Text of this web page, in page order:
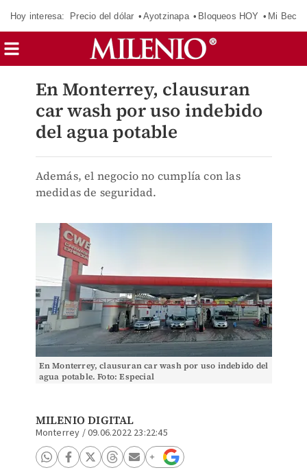
Hoy interesa: Precio del dólar Ayotzinapa Bloqueos HOY Mi Beca
En Monterrey, clausuran
car wash por uso indebido
del agua potable
Además, el negocio no cumplía con las
medidas de seguridad.
En Monterrey, clausuran car wash por uso indebido del
agua potable. Foto: Especial
MILENIO DIGITAL
Monterrey /09.06.2022 23:22:45